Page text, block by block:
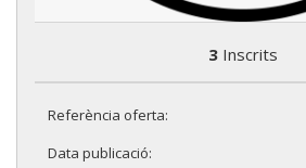
3 Inscrits
Referència oferta:
Data publicació: